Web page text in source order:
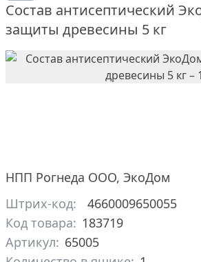
Состав антисептический
защиты древесины 5 кг
НПП Рогнеда ООО, ЭкоДом
Штрих-код:
4660009650055
Код товара: 183719
Артикул: 65005